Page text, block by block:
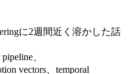
に2週間近く溶かした話
、
vectors、temporal